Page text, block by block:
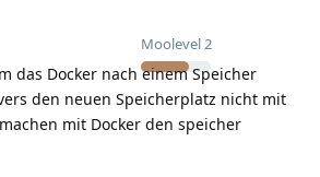
Moolevel2
das Docker nach einem Speicher
den neuen Speicherplatz nicht mit
mit Docker den speicher